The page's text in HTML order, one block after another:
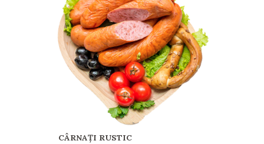
CÂRNAȚI RUSTIC